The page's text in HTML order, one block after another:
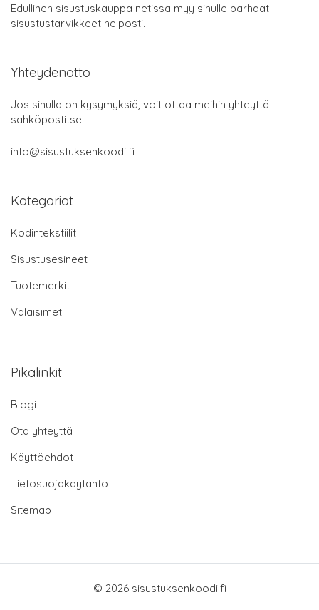
Edullinen sisustuskauppa netissä myy sinulle parhaat
sisustustarvikkeet helposti.
Yhteydenotto
Jos sinulla on kysymyksiä, voit ottaa meihin yhteyttä
sähköpostitse:
info@sisustuksenkoodi.fi
Kategoriat
Kodintekstiilit
Sisustusesineet
Tuotemerkit
Valaisimet
Pikalinkit
Blogi
Ota yhteyttä
Käyttöehdot
Tietosuojakäytäntö
Sitemap
© 2026 sisustuksenkoodi.fi